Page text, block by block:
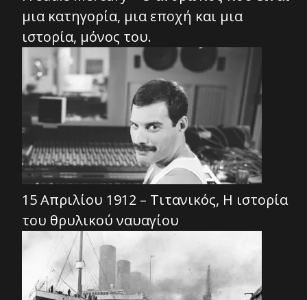
μια κατηγορία, μια εποχή και μια
ιστορία, μόνος του.
15 Απριλίου 1912 – Τιτανικός, Η ιστορία
του θρυλικού ναυαγίου